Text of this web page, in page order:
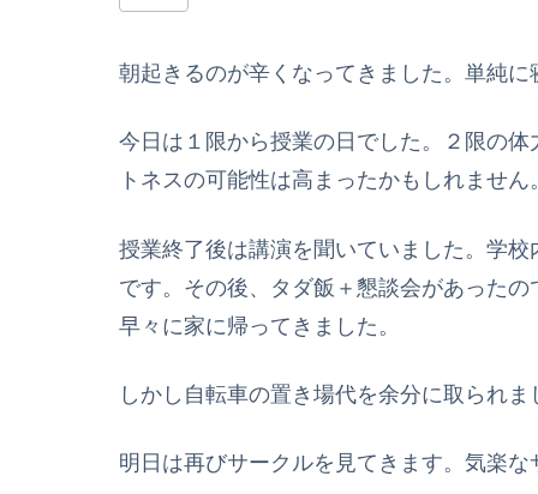
朝起きるのが辛くなってきました。単純
今日は１限から授業の日でした。２限の
トネスの可能性は高まったかもしれませ
授業終了後は講演を聞いていました。学
です。その後、タダ飯＋懇談会があった
早々に家に帰ってきました。
しかし自転車の置き場代を余分に取られ
明日は再びサークルを見てきます。気楽